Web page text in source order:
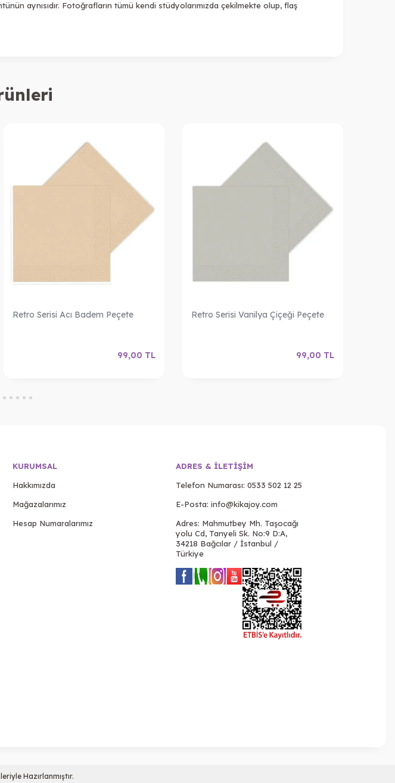
aynısıdır. Fotoğrafların tümü kendi stüdyolarımızda çekilmekte olup, flaş
Retro Serisi Acı Badem Peçete
99,00 TL
Retro Serisi Vanilya Çiçeği Peçete
99,00 TL
KURUMSAL
Hakkımızda
Mağazalarımız
Hesap Numaralarımız
ADRES & İLETIŞIM
Telefon Numarası: 0533 502 12 25
E-Posta: info@kikajoy.com
Adres: Mahmutbey Mh. Taşocağı
yolu Cd, Tanyeli Sk. No:9 D:A,
34218 Bağcılar / İstanbul /
Türkiye
Hazırlanmıştır.